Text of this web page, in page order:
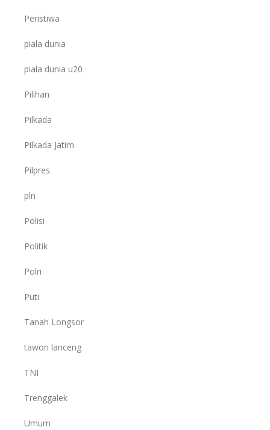
Peristiwa
piala dunia
piala dunia u20
Pilihan
Pilkada
Pilkada Jatim
Pilpres
pln
Polisi
Politik
Polri
Puti
Tanah Longsor
tawon lanceng
TNI
Trenggalek
Umum